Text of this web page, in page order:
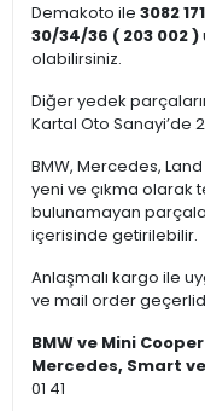
Demakoto ile 3082
30/34/36 ( 203 002 )
olabilirsiniz.
Diğer yedek
Kartal Oto Sanayi’de
BMW, Mercedes,
yeni ve çıkma olarak
bulunamayan
içerisinde getirilebilir.
Anlaşmalı kargo ile
ve mail order
BMW ve Mini
Mercedes, Smart
01 41